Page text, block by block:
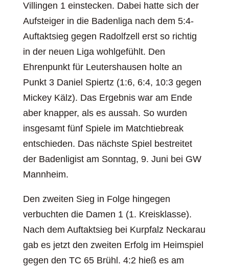
Villingen 1 einstecken. Dabei hatte sich der
Aufsteiger in die Badenliga nach dem 5:4-
Auftaktsieg gegen Radolfzell erst so richtig
in der neuen Liga wohlgefühlt. Den
Ehrenpunkt für Leutershausen holte an
Punkt 3 Daniel Spiertz (1:6, 6:4, 10:3 gegen
Mickey Kälz). Das Ergebnis war am Ende
aber knapper, als es aussah. So wurden
insgesamt fünf Spiele im Matchtiebreak
entschieden. Das nächste Spiel bestreitet
der Badenligist am Sonntag, 9. Juni bei GW
Mannheim.
Den zweiten Sieg in Folge hingegen
verbuchten die Damen 1 (1. Kreisklasse).
Nach dem Auftaktsieg bei Kurpfalz Neckarau
gab es jetzt den zweiten Erfolg im Heimspiel
gegen den TC 65 Brühl. 4:2 hieß es am